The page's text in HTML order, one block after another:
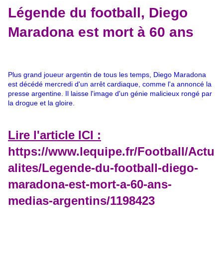
Légende du football, Diego
Maradona est mort à 60 ans
Plus grand joueur argentin de tous les temps, Diego Maradona
est décédé mercredi d'un arrêt cardiaque, comme l'a annoncé la
presse argentine. Il laisse l'image d'un génie malicieux rongé par
la drogue et la gloire.
Lire l'article ICI :
https://www.lequipe.fr/Football/Actu
alites/Legende-du-football-diego-
maradona-est-mort-a-60-ans-
medias-argentins/1198423